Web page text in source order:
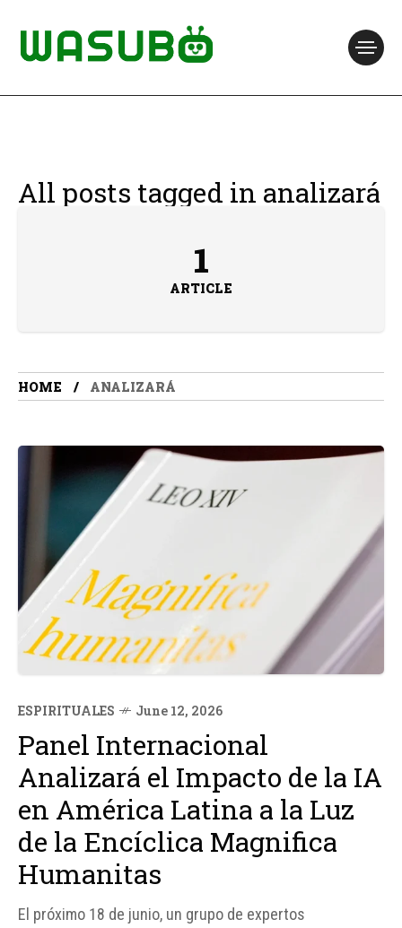
All posts tagged in analizará
1
ARTICLE
HOME ANALIZARÁ
ESPIRITUALES June 12, 2026
Panel Internacional
Analizará el Impacto de la IA
en América Latina a la Luz
de la Encíclica Magnifica
Humanitas
El próximo 18 de junio, un grupo de expertos